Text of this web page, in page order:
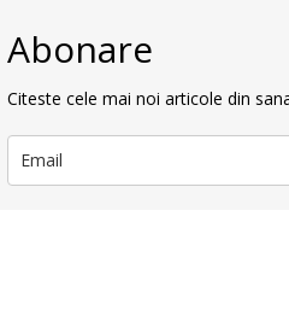
Abonare
Citeste cele mai noi articole din